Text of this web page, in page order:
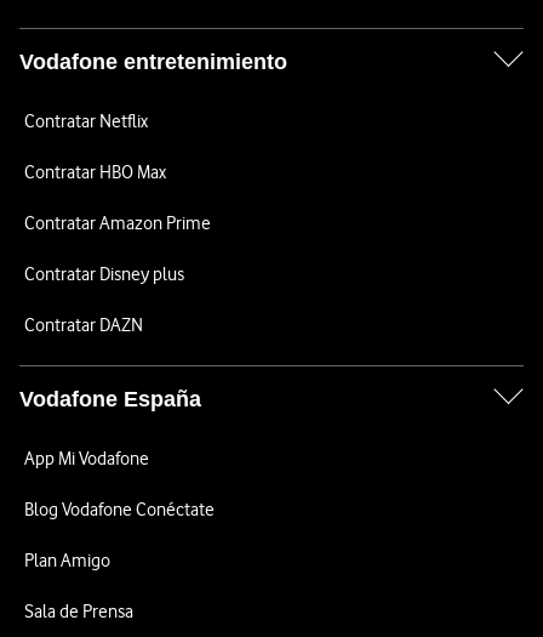
Vodafone entretenimiento
Contratar Netflix
Contratar HBO Max
Contratar Amazon Prime
Contratar Disney plus
Contratar DAZN
Vodafone España
App Mi Vodafone
Blog Vodafone Conéctate
Plan Amigo
Sala de Prensa